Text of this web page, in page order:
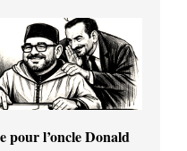
pour l’oncle Donald